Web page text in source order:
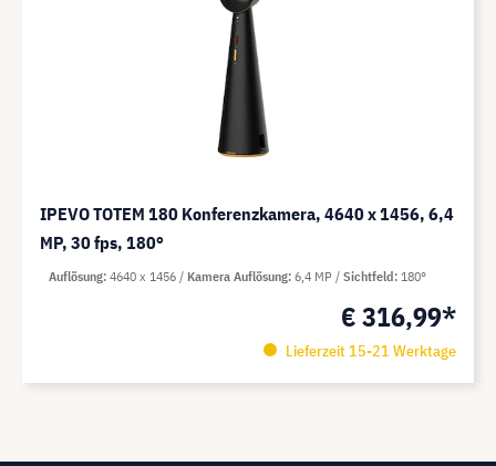
IPEVO TOTEM 180 Konferenzkamera, 4640 x 1456, 6,4
MP, 30 fps, 180°
€ 316,99*
Lieferzeit 15-21 Werktage
Auflösung 4640 x 1456 Kamera Auflösung 6,4 MP Sichtfeld 180°